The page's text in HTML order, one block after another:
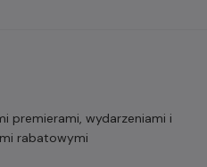
premierami, wydarzeniami i
rabatowymi